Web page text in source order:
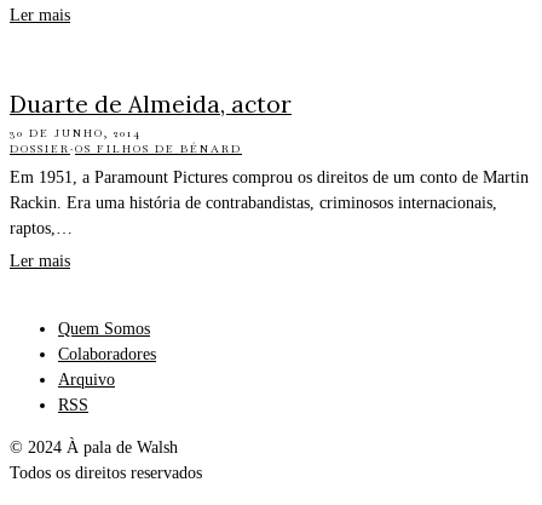
Ler mais
Duarte de Almeida, actor
30 DE JUNHO, 2014
DOSSIER·OS FILHOS DE BÉNARD
Em 1951, a Paramount Pictures comprou os direitos de um conto de Martin
Rackin. Era uma história de contrabandistas, criminosos internacionais,
raptos,…
Ler mais
Quem Somos
Colaboradores
Arquivo
RSS
© 2024 À pala de Walsh
Todos os direitos reservados